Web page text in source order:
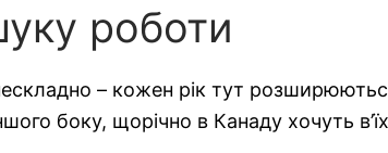
роботи
– кожен рік тут
боку, щорічно в Канаду хочуть